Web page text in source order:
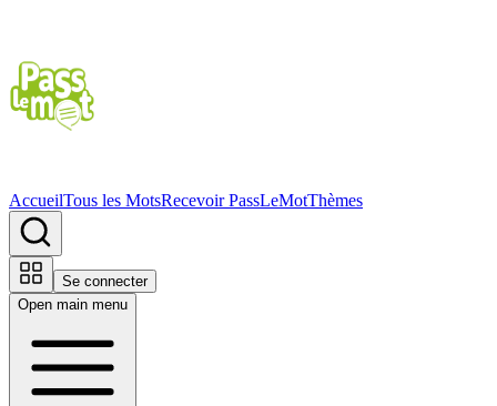
AccueilTous les MotsRecevoir PassLeMotThèmes
Se connecter
Open main menu